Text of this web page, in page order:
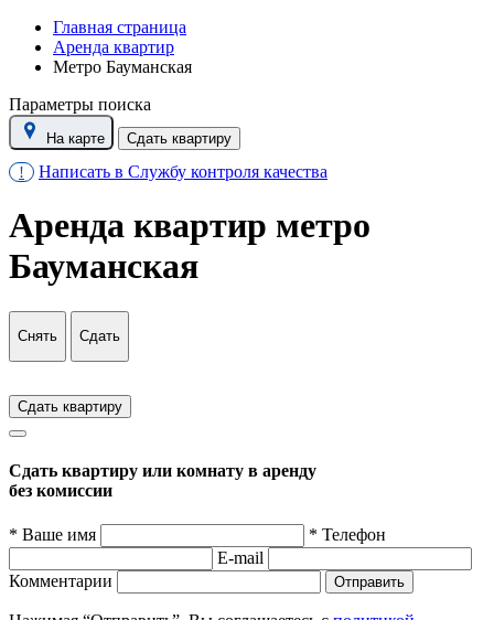
Главная страница
Аренда квартир
Метро Бауманская
Параметры поиска
На карте Сдать квартиру
! Написать в Службу контроля качества
Аренда квартир метро
Бауманская
Снять Сдать
Сдать квартиру
Сдать квартиру или комнату в аренду
без комиссии
* Ваше имя
* Телефон
E-mail
Комментарии
Отправить